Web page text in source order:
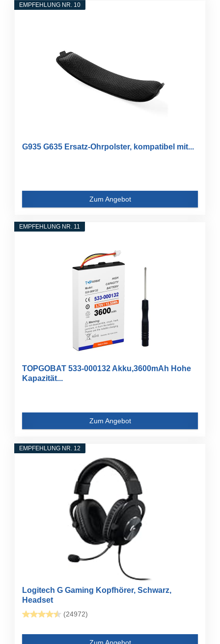
EMPFEHLUNG NR. 10
G935 G635 Ersatz-Ohrpolster, kompatibel mit...
Zum Angebot
EMPFEHLUNG NR. 11
TOPGOBAT 533-000132 Akku,3600mAh Hohe
Kapazität...
Zum Angebot
EMPFEHLUNG NR. 12
Logitech G Gaming Kopfhörer, Schwarz,
Headset
(24972)
Zum Angebot